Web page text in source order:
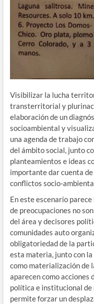
Visibilizar la lucha
transterritorial y
elaboración de un
socioambiental y
una agenda de trabajo
del ámbito social, junto
planteamientos e ideas
importante dar cuenta
conflictos socio-
En este escenario
de preocupaciones no
del área y decisores
comunidades auto
obligatoriedad de la
esta materia, junto con
como materialización de
aparecen como acciones
política e institucional de
permite forzar un